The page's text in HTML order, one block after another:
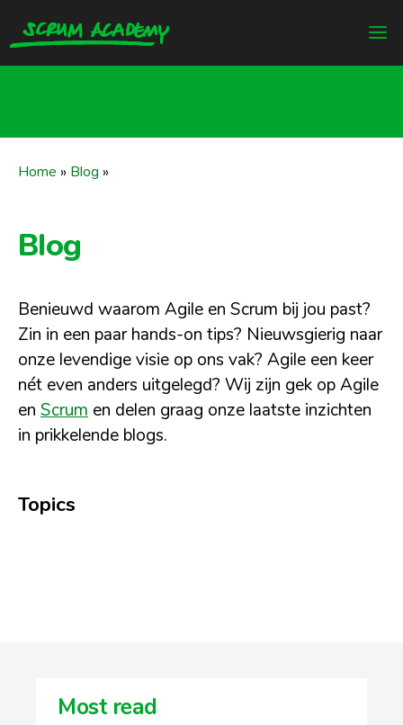
Home » Blog »
Blog
Benieuwd waarom Agile en Scrum bij jou past?
Zin in een paar hands-on tips? Nieuwsgierig naar
onze levendige visie op ons vak? Agile een keer
nét even anders uitgelegd? Wij zijn gek op Agile
en Scrum en delen graag onze laatste inzichten
in prikkelende blogs.
Topics
Most read